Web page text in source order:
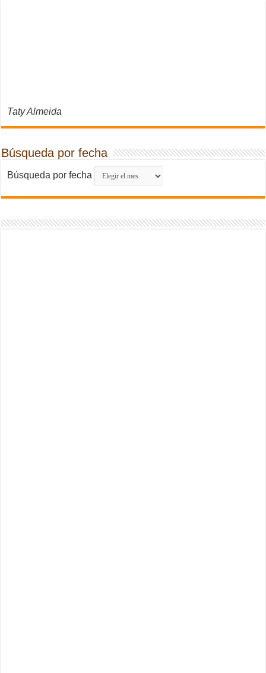
Taty Almeida
Búsqueda por fecha
Búsqueda por fecha